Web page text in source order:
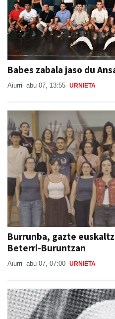
Babes zabala jaso du
Aiurri abu 07, 13:55 URNIETA
Burrunba, gazte
Beterri-Buruntzan
Aiurri abu 07, 07:00 URNIETA